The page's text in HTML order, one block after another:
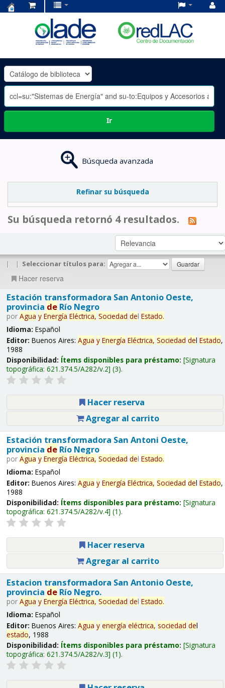
OLADE
-
Ir
Búsqueda avanzada
Refinar su búsqueda
Su búsqueda retornó 4 resultados.
| | Seleccionar títulos para:
Hacer reserva
Estación transformadora San Antonio Oeste,
provincia deRío Negro
por Agua y Energía Eléctrica, Sociedad del Estado.
Idioma: Español
Editor: Buenos Aires: Agua y Energía Eléctrica, Sociedad del Estado,
1988
Disponibilidad: Ítems disponibles para préstamo: Signatura
topográfica: 621.374.5/A282/v.2 (3).
Hacer reserva
Agregar al carrito
Estación transformadora San Antoni Oeste,
provincia deRío Negro
por Agua y Energía Eléctrica, Sociedad del Estado.
Idioma: Español
Editor: Buenos Aires: Agua y Energía Eléctrica, Sociedad del Estado,
1988
Disponibilidad: Ítems disponibles para préstamo: Signatura
topográfica: 621.374.5/A282/v.4 (1).
Hacer reserva
Agregar al carrito
Estacion transformadora San Antonio Oeste,
provincia deRío Negro.
por Agua y Energía Eléctrica, Sociedad del Estado.
Idioma: Español
Editor: Buenos Aires: Agua y energía eléctrica, sociedad del
estado, 1988
Disponibilidad: Ítems disponibles para préstamo: Signatura
topográfica: 621.374.5/A282/v.3 (1).